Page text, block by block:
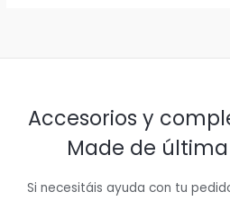
Accesorios y
Made de
Si necesitáis ayuda con tu